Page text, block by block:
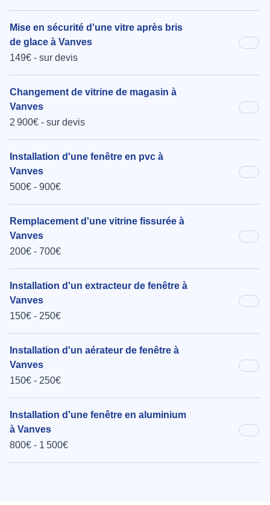
Mise en sécurité d'une vitre après bris
de glace à Vanves
149€ - sur devis
Changement de vitrine de magasin à
Vanves
2 900€ - sur devis
Installation d'une fenêtre en pvc à
Vanves
500€ - 900€
Remplacement d'une vitrine fissurée à
Vanves
200€ - 700€
Installation d'un extracteur de fenêtre à
Vanves
150€ - 250€
Installation d'un aérateur de fenêtre à
Vanves
150€ - 250€
Installation d'une fenêtre en aluminium
à Vanves
800€ - 1 500€